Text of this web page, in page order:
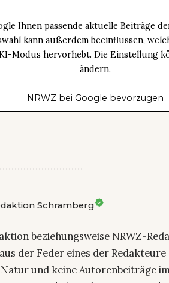
Ihnen passende aktuelle Beiträge
kann außerdem beeinflussen,
Modus hervorhebt. Die Einstellung
ändern.
NRWZ bei Google bevorzugen
Schramberg
beziehungsweise NRWZ-
der Feder eines der Redakteure
und keine Autorenbeiträge